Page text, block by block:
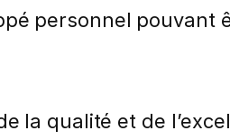
personnel pouvant
la qualité et de